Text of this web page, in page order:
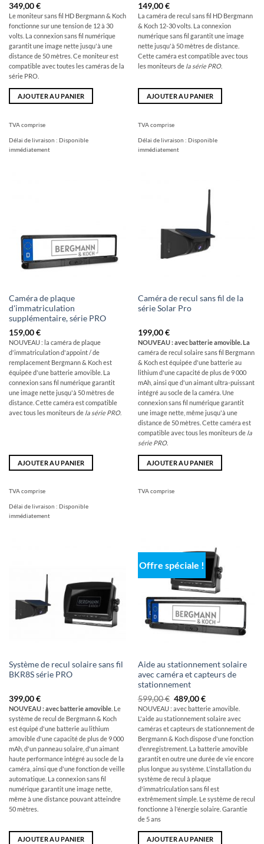
349,00€
Le moniteur sans fil HD Bergmann & Koch
fonctionne sur une tension de 12 à 30
volts. La connexion sans fil numérique
garantit une image nette jusqu'à une
distance de 50 mètres. Ce moniteur est
compatible avec toutes les caméras de la
série PRO.
AJOUTER AU PANIER
TVA comprise
Délai de livraison : Disponible
immédiatement
149,00€
La caméra de recul sans fil HD Bergmann
& Koch 12-30 volts. La connexion
numérique sans fil garantit une image
nette jusqu'à 50 mètres de distance.
Cette caméra est compatible avec tous
les moniteurs de la série PRO.
AJOUTER AU PANIER
TVA comprise
Délai de livraison : Disponible
immédiatement
Caméra de plaque
d'immatriculation
supplémentaire, série PRO
159,00€
NOUVEAU : la caméra de plaque
d'immatriculation d'appoint / de
remplacement Bergmann & Koch est
équipée d'une batterie amovible. La
connexion sans fil numérique garantit
une image nette jusqu'à 50 mètres de
distance. Cette caméra est compatible
avec tous les moniteurs de la série PRO.
AJOUTER AU PANIER
TVA comprise
Délai de livraison : Disponible
immédiatement
Caméra de recul sans fil de la
série Solar Pro
199,00€
NOUVEAU : avec batterie amovible. La
caméra de recul solaire sans fil Bergmann
& Koch est équipée d'une batterie au
lithium d'une capacité de plus de 9 000
mAh, ainsi que d'un aimant ultra-puissant
intégré au socle de la caméra. Une
connexion sans fil numérique garantit
une image nette, même jusqu'à une
distance de 50 mètres. Cette caméra est
compatible avec tous les moniteurs de la
série PRO.
AJOUTER AU PANIER
TVA comprise
Système de recul solaire sans fil
BKR8S série PRO
399,00€
NOUVEAU : avec batterie amovible. Le
système de recul de Bergmann & Koch
est équipé d'une batterie au lithium
amovible d'une capacité de plus de 9 000
mAh, d'un panneau solaire, d'un aimant
haute performance intégré au socle de la
caméra, ainsi que d'une fonction de veille
automatique. La connexion sans fil
numérique garantit une image nette,
même à une distance pouvant atteindre
50 mètres.
AJOUTER AU PANIER
Offre spéciale !
Aide au stationnement solaire
avec caméra et capteurs de
stationnement
599,00€ Le
prix
initial
était
de
:
599,00
€
489,00€Le
prix
actuel
est
de
:
489,00
€.
NOUVEAU : avec batterie amovible.
L'aide au stationnement solaire avec
caméras et capteurs de stationnement de
Bergmann & Koch dispose d'une fonction
d'enregistrement. La batterie amovible
garantit en outre une durée de vie encore
plus longue au système. L'installation du
système de recul à plaque
d'immatriculation sans fil est
extrêmement simple. Le système de recul
fonctionne à l'énergie solaire. Garantie
de 5 ans
AJOUTER AU PANIER